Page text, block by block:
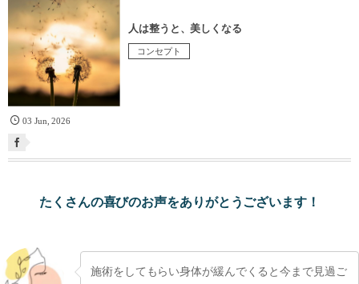
人は整うと、美しくなる
コンセプト
03 Jun ,2026
たくさんの喜びのお声をありがとうございます！
施術をしてもらい身体が緩んでくると今まで見過ご